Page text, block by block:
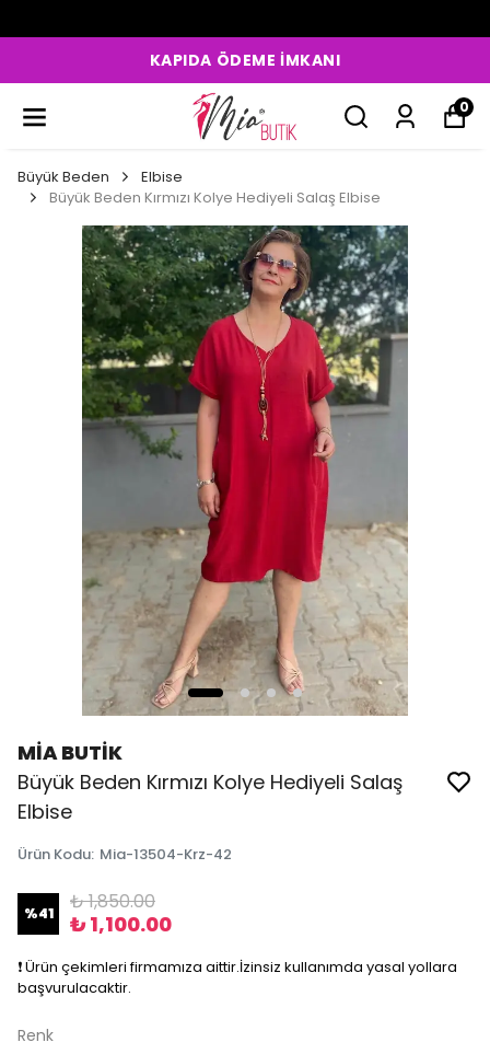
KAPIDA ÖDEME İMKANI
0
Büyük Beden
Elbise
Büyük Beden Kırmızı Kolye Hediyeli Salaş Elbise
MİA BUTİK
Büyük Beden Kırmızı Kolye Hediyeli Salaş
Elbise
Ürün Kodu: Mia-13504-Krz-42
%41 ₺ 1,850.00
₺ 1,100.00
❗️ Ürün çekimleri firmamıza aittir.İzinsiz kullanımda yasal yollara
başvurulacaktir.
Renk